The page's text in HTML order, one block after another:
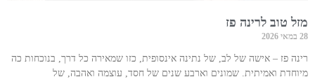
מזל טוב לרינה פז
28 במאי 2026
רינה פז – אישה של לב, של נתינה אינסופית, כזו שמאירה כל דרך, בנוכחות כה
מיוחדת ואמיתית. שמונים וארבע שנים של חסד, עוצמה ואהבה, של